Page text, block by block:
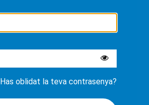
Has oblidat la teva contrasenya?